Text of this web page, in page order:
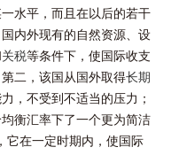
水平，而且在以后的若干
内外现有的自然资源、设
关税等条件下，使国际收支
二，该国从国外取得长期
，不受到不适当的压力；
衡汇率下了一个更为简洁
它在一定时期内，使国际